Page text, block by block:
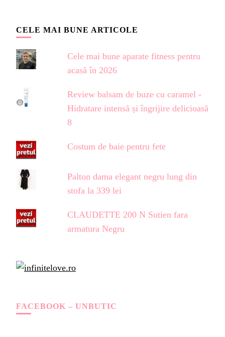
CELE MAI BUNE ARTICOLE
Cele mai bune aparate fitness pentru
acasă în 2026
Review balsam de buze cu caramel -
Hidratare intensă și îngrijire delicioasă
8
Costum de baie pentru fete
Palton dama elegant negru lung din
stofa la 339 lei
CLAUDETTE 200 N Sutien fara
armatura Negru
FACEBOOK – UNBUTIC